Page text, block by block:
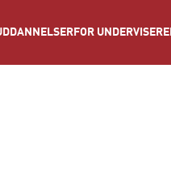
FOR UNDERVISERE